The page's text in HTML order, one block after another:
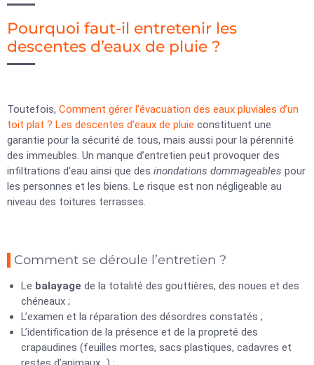
Pourquoi faut-il entretenir les
descentes d’eaux de pluie ?
Toutefois, Comment gérer l’évacuation des eaux pluviales d’un
toit plat ? Les descentes d’eaux de pluie constituent une
garantie pour la sécurité de tous, mais aussi pour la pérennité
des immeubles. Un manque d’entretien peut provoquer des
infiltrations d’eau ainsi que des inondations dommageables pour
les personnes et les biens. Le risque est non négligeable au
niveau des toitures terrasses.
Comment se déroule l’entretien ?
Le balayage de la totalité des gouttières, des noues et des
chéneaux ;
L’examen et la réparation des désordres constatés ;
L’identification de la présence et de la propreté des
crapaudines (feuilles mortes, sacs plastiques, cadavres et